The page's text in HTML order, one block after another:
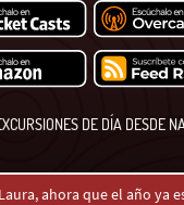
DE DÍA DESDE
ahora que el año ya